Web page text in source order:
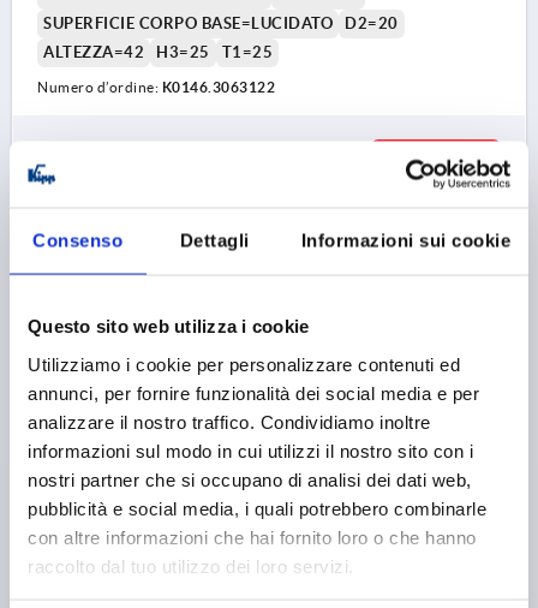
Consenso Dettagli Informazioni sui cookie
Questo sito web utilizza i cookie
Utilizziamo i cookie per personalizzare contenuti ed
annunci, per fornire funzionalità dei social media e per
analizzare il nostro traffico. Condividiamo inoltre
informazioni sul modo in cui utilizzi il nostro sito con i
nostri partner che si occupano di analisi dei dati web,
pubblicità e social media, i quali potrebbero combinarle
con altre informazioni che hai fornito loro o che hanno
raccolto dal tuo utilizzo dei loro servizi.
SUPERFICIE CORPO BASE=LUCIDATO
D2=20
ALTEZZA=42
H3=25 T1=25
Numero d’ordine: K0146.3063122
+ IVA
più le spese di spedizione
DETTAGLI
K0146 C
POMELLO A CROCE A DIN6335, D1=32, D=6H=21,
FORMA:C, ACCIAIO INOX SABBIATA
DIAMETRO ESTERNO=32